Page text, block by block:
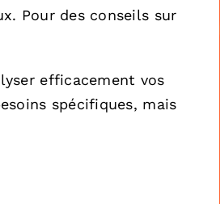
Pour des conseils sur
efficacement vos
spécifiques, mais